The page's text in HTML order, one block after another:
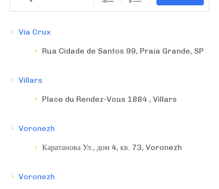
Via Crux
Rua Cidade de Santos 99, Praia Grande, SP
Villars
Place du Rendez-Vous 1884 , Villars
Voronezh
Каратанова Ул., дом 4, кв. 73, Voronezh
Voronezh